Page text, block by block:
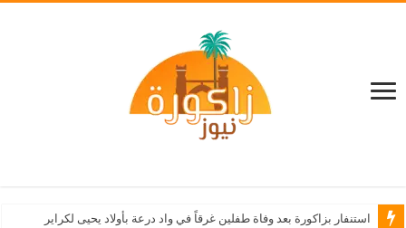
استنفار بزاكورة بعد وفاة طفلين غرقاً في واد درعة بأولاد يحيى لكراير